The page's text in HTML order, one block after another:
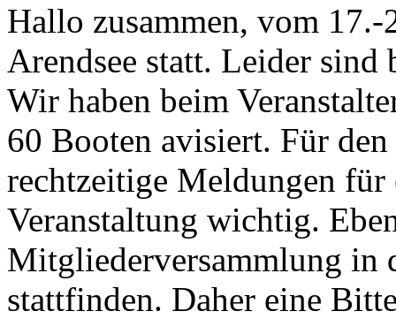
Hallo zusammen, vom
Arendsee statt. Leider sind
Wir haben beim
60 Booten avisiert. Für
rechtzeitige Meldungen für
Veranstaltung wichtig.
Mitgliederversammlung in
stattfinden. Daher eine